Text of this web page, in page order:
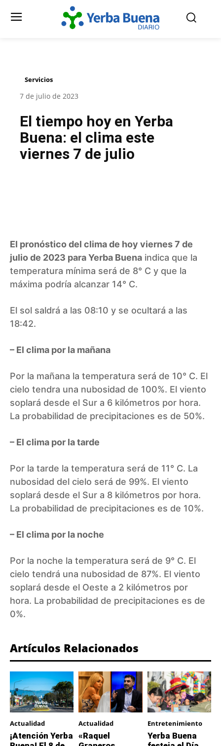
Servicios
7 de julio de 2023
El tiempo hoy en Yerba
Buena: el clima este
viernes 7 de julio
El pronóstico del clima de hoy viernes 7 de
julio de 2023 para Yerba Buena indica que la
temperatura mínima será de 8° C y que la
máxima podría alcanzar 14° C.
El sol saldrá a las 08:10 y se ocultará a las
18:42.
– El clima por la mañana
Por la mañana la temperatura será de 10° C. El
cielo tendra una nubosidad de 100%. El viento
soplará desde el Sur a 6 kilómetros por hora.
La probabilidad de precipitaciones es de 50%.
– El clima por la tarde
Por la tarde la temperatura será de 11° C. La
nubosidad del cielo será de 99%. El viento
soplará desde el Sur a 8 kilómetros por hora.
La probabilidad de precipitaciones es de 10%.
– El clima por la noche
Por la noche la temperatura será de 9° C. El
cielo tendrá una nubosidad de 87%. El viento
soplará desde el Oeste a 2 kilómetros por
hora. La probabilidad de precipitaciones es de
0%.
Artículos Relacionados
Actualidad
¡Atención Yerba
Actualidad
«Raquel
Entretenimiento
Yerba Buena